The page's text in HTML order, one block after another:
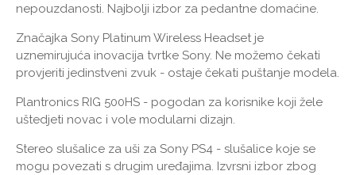
nepouzdanosti. Najbolji izbor za pedantne domaćine.
Značajka Sony Platinum Wireless Headset je
uznemirujuća inovacija tvrtke Sony. Ne možemo čekati
provjeriti jedinstveni zvuk - ostaje čekati puštanje modela.
Plantronics RIG 500HS - pogodan za korisnike koji žele
uštedjeti novac i vole modularni dizajn.
Stereo slušalice za uši za Sony PS4 - slušalice koje se
mogu povezati s drugim uređajima. Izvrsni izbor zbog